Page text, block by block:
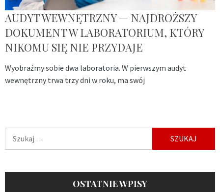
AUDYT WEWNĘTRZNY — NAJDROŻSZY
DOKUMENT W LABORATORIUM, KTÓRY
NIKOMU SIĘ NIE PRZYDAJE
Wyobraźmy sobie dwa laboratoria. W pierwszym audyt
wewnętrzny trwa trzy dni w roku, ma swój
OSTATNIE WPISY